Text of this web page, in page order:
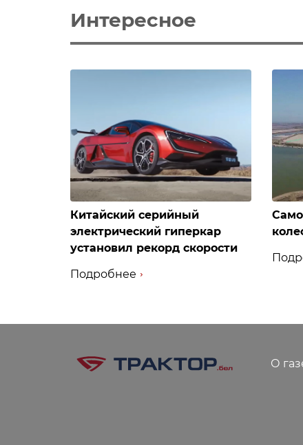
Интересное
Китайский серийный
электрический гиперкар
установил рекорд скорости
Подробнее
О